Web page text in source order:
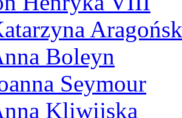
Boleyn
Seymour
Kliwijska